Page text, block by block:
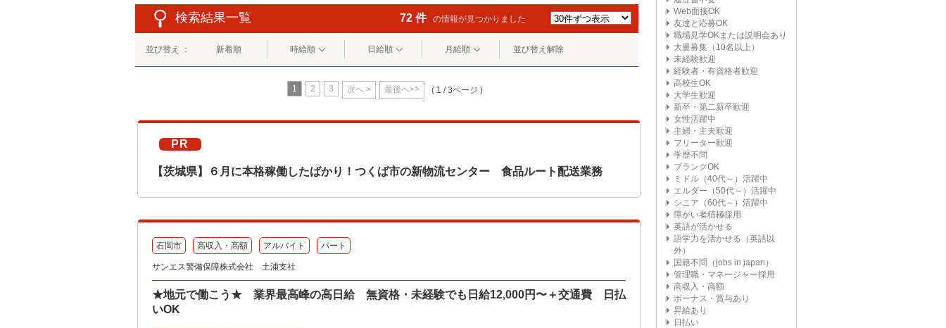
検索結果一覧 72 件 の情報が見つかりました
並び替え ： 新着順 時給順 日給順 月給順 並び替え解除
1 2 3 次へ > 最後へ>> ( 1 / 3ページ )
PR
【茨城県】６月に本格稼働したばかり！つくば市の新物流センター 食品ルート配送業務
石岡市 高収入・高額 アルバイト パート
サンエス警備保障株式会社 土浦支社
★地元で働こう★ 業界最高峰の高日給 無資格・未経験でも日給12,000円〜＋交通費 日払
いOK
Web面接OK
友達と応募OK
職場見学OKまたは説明会あり
大量募集（10名以上）
未経験歓迎
経験者・有資格者歓迎
高校生OK
大学生歓迎
新卒・第二新卒歓迎
女性活躍中
主婦・主夫歓迎
フリーター歓迎
学歴不問
ブランクOK
ミドル（40代～）活躍中
エルダー（50代～）活躍中
シニア（60代～）活躍中
障がい者積極採用
英語が活かせる
語学力を活かせる（英語以
外）
国籍不問（jobs in japan）
管理職・マネージャー採用
高収入・高額
ボーナス・賞与あり
昇給あり
日払い